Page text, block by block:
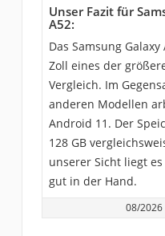
Unser Fazit für
A52:
Das Samsung
Zoll eines der
Vergleich. Im
anderen Modellen
Android 11. Der
128 GB
unserer Sicht liegt
gut in der Hand.
08/2026